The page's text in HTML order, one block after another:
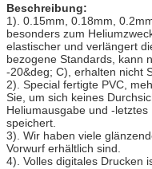
Beschreibung:
1). 0.15mm, 0.18mm,
besonders zum
elastischer und verlängert
bezogene Standards, kann
-20&deg; C), erhalten nicht
2). Special fertigte PVC,
Sie, um sich keines
Heliumausgabe und -
speichert.
3). Wir haben viele
Vorwurf erhältlich sind.
4). Volles digitales Drucken